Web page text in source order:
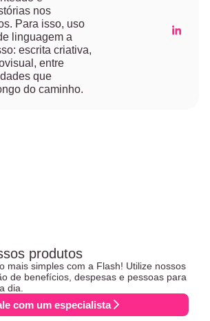
nos
Para isso, uso
linguagem a
escrita criativa,
entre
que
do caminho.
produtos
mais simples com a Flash! Utilize nossos
de benefícios, despesas e pessoas para
dia.
com um especialista